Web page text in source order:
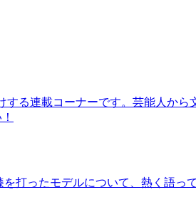
る連載コーナーです。芸能人から
打ったモデルについて、熱く語っ